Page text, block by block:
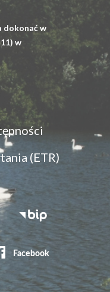
dokonać w
w
(ETR)